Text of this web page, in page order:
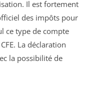
Il est fortement
des impôts pour
ce type de compte
La déclaration
la possibilité de